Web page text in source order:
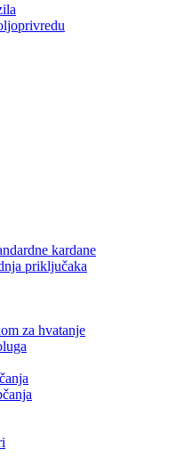
kardane
priključaka
za hvatanje